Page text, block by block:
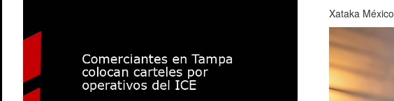
Xataka México